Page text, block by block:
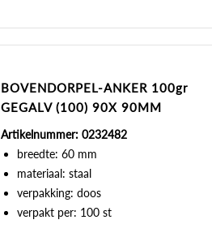
BOVENDORPEL-ANKER 100gr
GEGALV (100) 90X 90MM
Artikelnummer: 0232482
breedte: 60 mm
materiaal: staal
verpakking: doos
verpakt per: 100 st